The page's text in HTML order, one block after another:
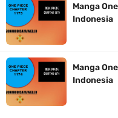
7 Fakta Queen One Piece,
7 Fakta Brook One Piece,
Manga
Indonesia
Manga
Indonesia